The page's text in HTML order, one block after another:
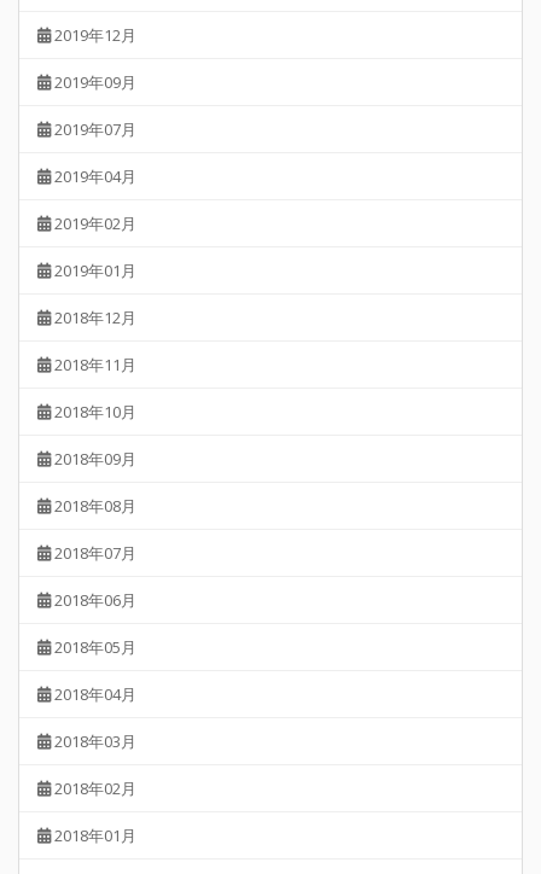
2019年12月
2019年09月
2019年07月
2019年04月
2019年02月
2019年01月
2018年12月
2018年11月
2018年10月
2018年09月
2018年08月
2018年07月
2018年06月
2018年05月
2018年04月
2018年03月
2018年02月
2018年01月